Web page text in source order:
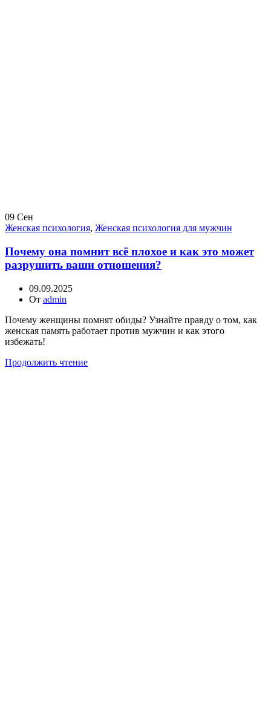
09 Сен
Женская психология, Женская психология для мужчин
Почему она помнит всё плохое и как это может
разрушить ваши отношения?
09.09.2025
От admin
Почему женщины помнят обиды? Узнайте правду о том, как
женская память работает против мужчин и как этого
избежать!
Продолжить чтение